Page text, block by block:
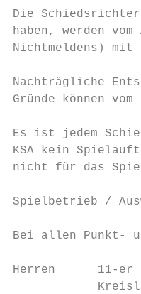
Die
haben, werden
Nichtmeldens) mit
Nachträgliche
Gründe können
Es ist jedem
KSA kein
nicht für das
Spielbetrieb /
Bei allen Punkt-
Herren      11-er